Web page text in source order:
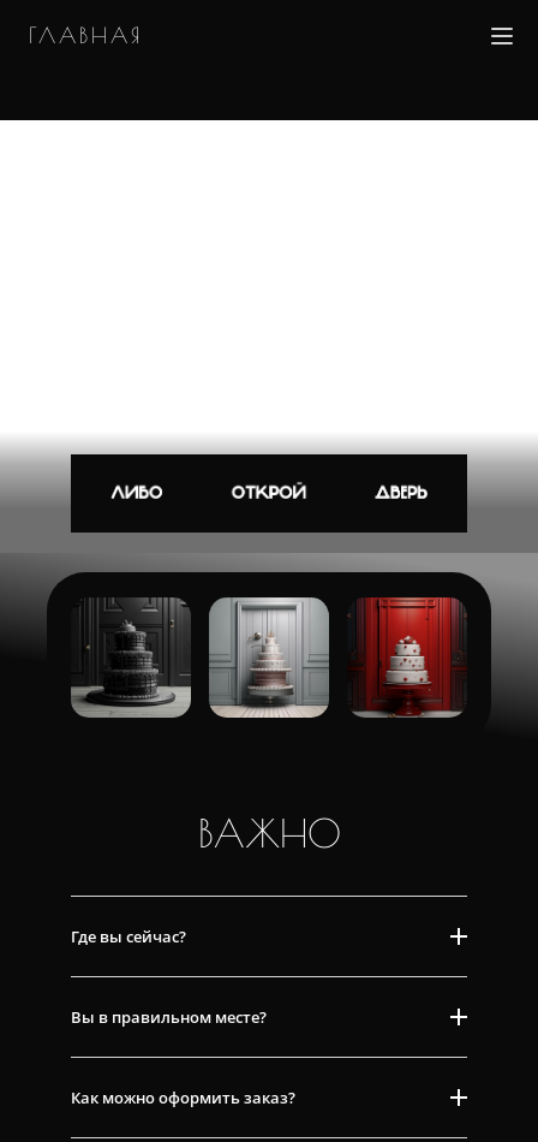
ГЛАВНАЯ
ВАЖНО
Где вы сейчас?
Вы в правильном месте?
Как можно оформить заказ?